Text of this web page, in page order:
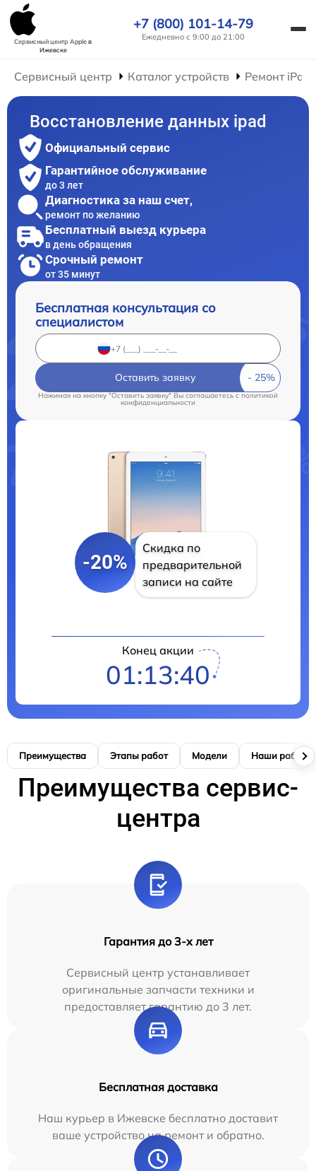
Сервисный центр Appleв
Ижевске
+7 (800) 101-14-79
Ежедневно с 9:00 до 21:00
Сервисный центр Каталог устройств Ремонт iPad
Восстановление данных ipad
Официальный сервис
Гарантийное обслуживание
до 3 лет
Диагностика за наш счет,
ремонт по желанию
Бесплатный выезд курьера
в день обращения
Срочный ремонт
от 35 минут
Бесплатная консультация со
специалистом
Оставить заявку
Нажимая на кнопку "Оставить заявку" Вы соглашаетесь cполитикой
конфиденциальности
-20%
Скидка по
предварительной
записи на сайте
Конец акции
01:13:39
Преимущества Этапы работ Модели Наши работы
Преимущества сервис-
центра
Гарантия до 3-х лет
Сервисный центр устанавливает
оригинальные запчасти техники и
предоставляет гарантию до 3 лет.
Бесплатная доставка
Наш курьер в Ижевске бесплатно доставит
ваше устройство на ремонт и обратно.